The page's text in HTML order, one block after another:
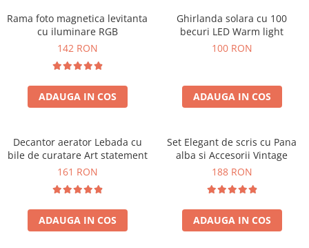
Cel ce are tot
Cadouri Nunta si Cununie civila
Rama foto magnetica levitanta
cu iluminare RGB
142 RON
ADAUGA IN COS
Ghirlanda solara cu 100
becuri LED Warm light
100 RON
ADAUGA IN COS
Decantor aerator Lebada cu
bile de curatare Art statement
161 RON
ADAUGA IN COS
Set Elegant de scris cu Pana
alba si Accesorii Vintage
188 RON
ADAUGA IN COS